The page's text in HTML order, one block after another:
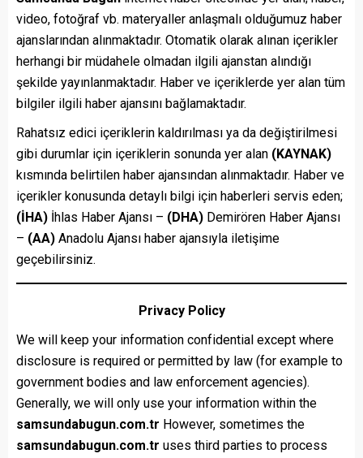
video, fotoğraf vb. materyaller anlaşmalı olduğumuz haber
ajanslarından alınmaktadır. Otomatik olarak alınan içerikler
herhangi bir müdahele olmadan ilgili ajanstan alındığı
şekilde yayınlanmaktadır. Haber ve içeriklerde yer alan tüm
bilgiler ilgili haber ajansını bağlamaktadır.
Rahatsız edici içeriklerin kaldırılması ya da değiştirilmesi
gibi durumlar için içeriklerin sonunda yer alan (KAYNAK)
kısmında belirtilen haber ajansından alınmaktadır. Haber ve
içerikler konusunda detaylı bilgi için haberleri servis eden;
(İHA) İhlas Haber Ajansı – (DHA) Demirören Haber Ajansı
– (AA) Anadolu Ajansı haber ajansıyla iletişime
geçebilirsiniz.
Privacy Policy
We will keep your information confidential except where
disclosure is required or permitted by law (for example to
government bodies and law enforcement agencies).
Generally, we will only use your information within the
samsundabugun.com.tr However, sometimes the
samsundabugun.com.tr uses third parties to process